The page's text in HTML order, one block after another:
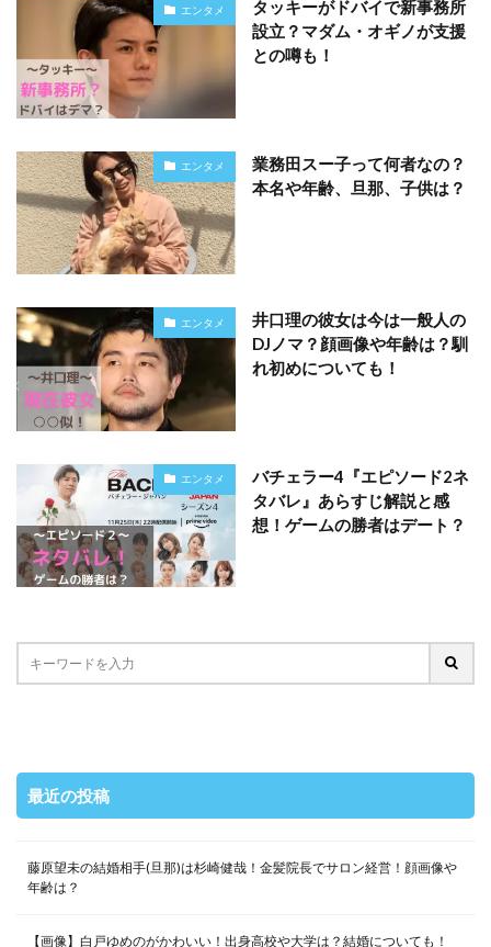
エンタメ
タッキーがドバイで新事務所
設立？マダム・オギノが支援
との噂も！
エンタメ
業務田スー子って何者なの？
本名や年齢、旦那、子供は？
エンタメ
井口理の彼女は今は一般人の
DJノマ？顔画像や年齢は？馴
れ初めについても！
エンタメ
バチェラー4『エピソード2ネ
タバレ』あらすじ解説と感
想！ゲームの勝者はデート？
最近の投稿
藤原望未の結婚相手(旦那)は杉崎健哉！金髪院長でサロン経営！顔画像や
年齢は？
【画像】白戸ゆめのがかわいい！出身高校や大学は？結婚についても！